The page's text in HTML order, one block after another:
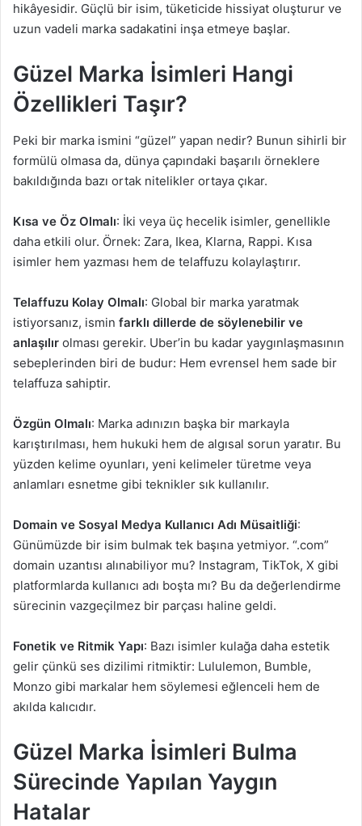
hikâyesidir. Güçlü bir isim, tüketicide hissiyat oluşturur ve
uzun vadeli marka sadakatini inşa etmeye başlar.
Güzel Marka İsimleri Hangi
Özellikleri Taşır?
Peki bir marka ismini “güzel” yapan nedir? Bunun sihirli bir
formülü olmasa da, dünya çapındaki başarılı örneklere
bakıldığında bazı ortak nitelikler ortaya çıkar.
Kısa ve Öz Olmalı: İki veya üç hecelik isimler, genellikle
daha etkili olur. Örnek: Zara, Ikea, Klarna, Rappi. Kısa
isimler hem yazması hem de telaffuzu kolaylaştırır.
Telaffuzu Kolay Olmalı: Global bir marka yaratmak
istiyorsanız, ismin farklı dillerde de söylenebilir ve
anlaşılır olması gerekir. Uber’in bu kadar yaygınlaşmasının
sebeplerinden biri de budur: Hem evrensel hem sade bir
telaffuza sahiptir.
Özgün Olmalı: Marka adınızın başka bir markayla
karıştırılması, hem hukuki hem de algısal sorun yaratır. Bu
yüzden kelime oyunları, yeni kelimeler türetme veya
anlamları esnetme gibi teknikler sık kullanılır.
Domain ve Sosyal Medya Kullanıcı Adı Müsaitliği:
Günümüzde bir isim bulmak tek başına yetmiyor. “.com”
domain uzantısı alınabiliyor mu? Instagram, TikTok, X gibi
platformlarda kullanıcı adı boşta mı? Bu da değerlendirme
sürecinin vazgeçilmez bir parçası haline geldi.
Fonetik ve Ritmik Yapı: Bazı isimler kulağa daha estetik
gelir çünkü ses dizilimi ritmiktir: Lululemon, Bumble,
Monzo gibi markalar hem söylemesi eğlenceli hem de
akılda kalıcıdır.
Güzel Marka İsimleri Bulma
Sürecinde Yapılan Yaygın
Hatalar